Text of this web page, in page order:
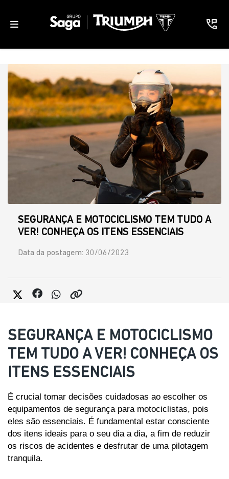
SEGURANÇA E MOTOCICLISMO TEM TUDO A
VER! CONHEÇA OS ITENS ESSENCIAIS
Data da postagem: 30/06/2023
SEGURANÇA E MOTOCICLISMO
TEM TUDO A VER! CONHEÇA OS
ITENS ESSENCIAIS
É crucial tomar decisões cuidadosas ao escolher os
equipamentos de segurança para motociclistas, pois
eles são essenciais. É fundamental estar consciente
dos itens ideais para o seu dia a dia, a fim de reduzir
os riscos de acidentes e desfrutar de uma pilotagem
tranquila.